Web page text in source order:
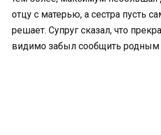
отцу с матерью, а сестра пусть
решает. Супруг сказал, что
видимо забыл сообщить родным